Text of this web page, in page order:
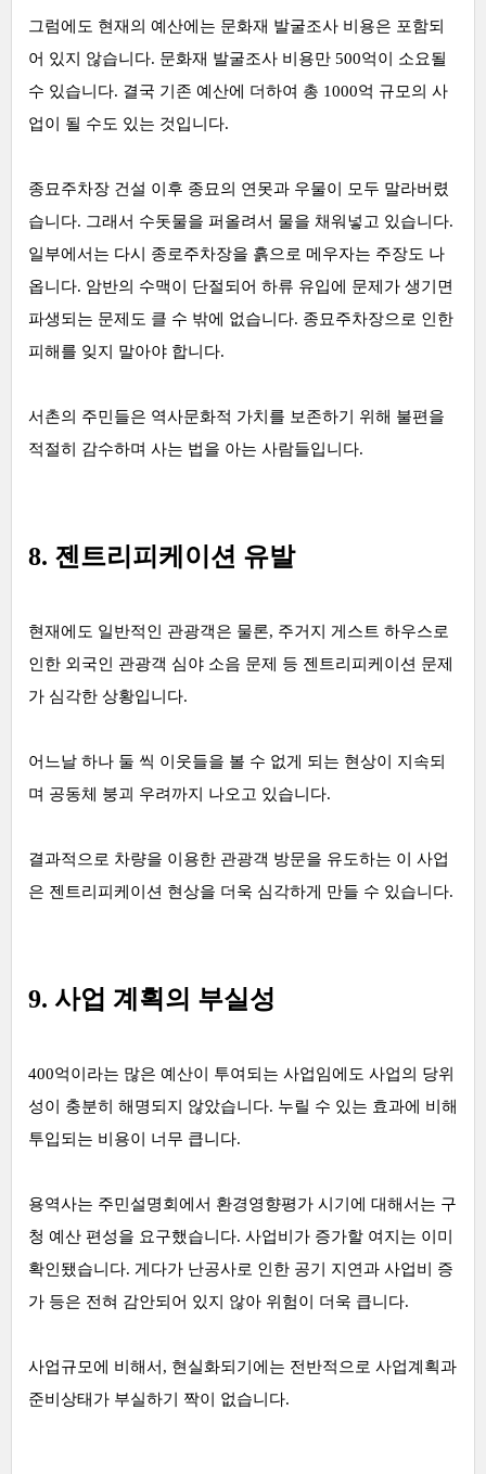
그럼에도 현재의 예산에는 문화재 발굴조사 비용은 포함되
어 있지 않습니다. 문화재 발굴조사 비용만 500억이 소요될
수 있습니다. 결국 기존 예산에 더하여 총 1000억 규모의 사
업이 될 수도 있는 것입니다.
종묘주차장 건설 이후 종묘의 연못과 우물이 모두 말라버렸
습니다. 그래서 수돗물을 퍼올려서 물을 채워넣고 있습니다.
일부에서는 다시 종로주차장을 흙으로 메우자는 주장도 나
옵니다. 암반의 수맥이 단절되어 하류 유입에 문제가 생기면
파생되는 문제도 클 수 밖에 없습니다. 종묘주차장으로 인한
피해를 잊지 말아야 합니다.
서촌의 주민들은 역사문화적 가치를 보존하기 위해 불편을
적절히 감수하며 사는 법을 아는 사람들입니다.
8. 젠트리피케이션 유발
현재에도 일반적인 관광객은 물론, 주거지 게스트 하우스로
인한 외국인 관광객 심야 소음 문제 등 젠트리피케이션 문제
가 심각한 상황입니다.
어느날 하나 둘 씩 이웃들을 볼 수 없게 되는 현상이 지속되
며 공동체 붕괴 우려까지 나오고 있습니다.
결과적으로 차량을 이용한 관광객 방문을 유도하는 이 사업
은 젠트리피케이션 현상을 더욱 심각하게 만들 수 있습니다.
9. 사업 계획의 부실성
400억이라는 많은 예산이 투여되는 사업임에도 사업의 당위
성이 충분히 해명되지 않았습니다. 누릴 수 있는 효과에 비해
투입되는 비용이 너무 큽니다.
용역사는 주민설명회에서 환경영향평가 시기에 대해서는 구
청 예산 편성을 요구했습니다. 사업비가 증가할 여지는 이미
확인됐습니다. 게다가 난공사로 인한 공기 지연과 사업비 증
가 등은 전혀 감안되어 있지 않아 위험이 더욱 큽니다.
사업규모에 비해서, 현실화되기에는 전반적으로 사업계획과
준비상태가 부실하기 짝이 없습니다.